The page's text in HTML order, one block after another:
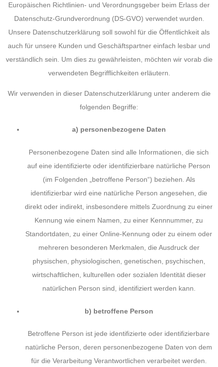
Europäischen Richtlinien- und Verordnungsgeber beim Erlass der
Datenschutz-Grundverordnung (DS-GVO) verwendet wurden.
Unsere Datenschutzerklärung soll sowohl für die Öffentlichkeit als
auch für unsere Kunden und Geschäftspartner einfach lesbar und
verständlich sein. Um dies zu gewährleisten, möchten wir vorab die
verwendeten Begrifflichkeiten erläutern.
Wir verwenden in dieser Datenschutzerklärung unter anderem die
folgenden Begriffe:
a) personenbezogene Daten
Personenbezogene Daten sind alle Informationen, die sich
auf eine identifizierte oder identifizierbare natürliche Person
(im Folgenden „betroffene Person“) beziehen. Als
identifizierbar wird eine natürliche Person angesehen, die
direkt oder indirekt, insbesondere mittels Zuordnung zu einer
Kennung wie einem Namen, zu einer Kennnummer, zu
Standortdaten, zu einer Online-Kennung oder zu einem oder
mehreren besonderen Merkmalen, die Ausdruck der
physischen, physiologischen, genetischen, psychischen,
wirtschaftlichen, kulturellen oder sozialen Identität dieser
natürlichen Person sind, identifiziert werden kann.
b) betroffene Person
Betroffene Person ist jede identifizierte oder identifizierbare
natürliche Person, deren personenbezogene Daten von dem
für die Verarbeitung Verantwortlichen verarbeitet werden.